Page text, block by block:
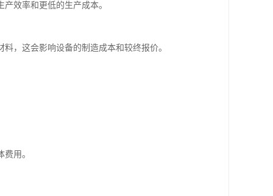
效率和更低的生产成本。
，这会影响设备的制造成本和较终报价。
用。